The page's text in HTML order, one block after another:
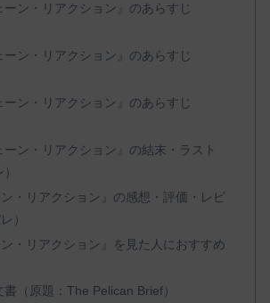
ーン・リアクション』のあらすじ
ーン・リアクション』のあらすじ
ーン・リアクション』のあらすじ
ーン・リアクション』の結末・ラスト
・リアクション』の感想・評価・レビ
）
・リアクション』を見た人におすすめ
（原題：The Pelican Brief）